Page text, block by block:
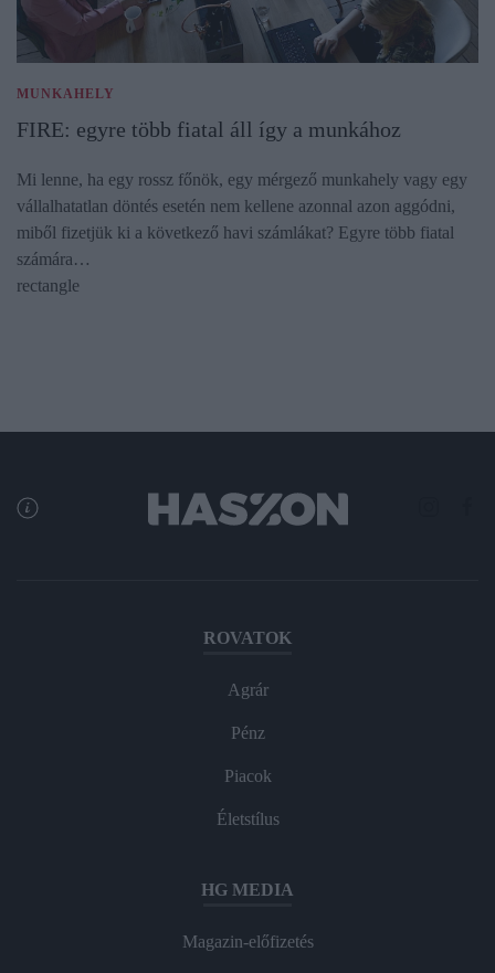
MUNKAHELY
FIRE: egyre több fiatal áll így a munkához
Mi lenne, ha egy rossz főnök, egy mérgező munkahely vagy egy
vállalhatatlan döntés esetén nem kellene azonnal azon aggódni,
miből fizetjük ki a következő havi számlákat? Egyre több fiatal
számára…
rectangle
ROVATOK
Agrár
Pénz
Piacok
Életstílus
HG MEDIA
Magazin-előfizetés